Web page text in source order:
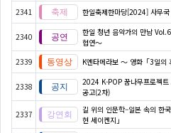
2341 한일축제한마당[2024] 사무국
2340
한일 청년 음악가의 만남
협연～
2339 K엔타메라보 ～ 영화「3일의
2338
2024 K-POP 꿈나무프로젝
공고(2차)
2337
길 위의 인문학–일본 속의 한
현 세이켄지」